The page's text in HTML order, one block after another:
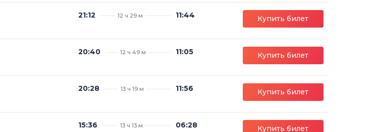
21:12 12 ч 29 м 11:44 Купить билет
20:40 12 ч 49 м 11:05 Купить билет
20:28 13 ч 19 м 11:56 Купить билет
15:36 13 ч 13 м 06:28 Купить билет